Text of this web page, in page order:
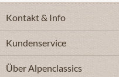
Kontakt & Info
Kundenservice
Über Alpenclassics